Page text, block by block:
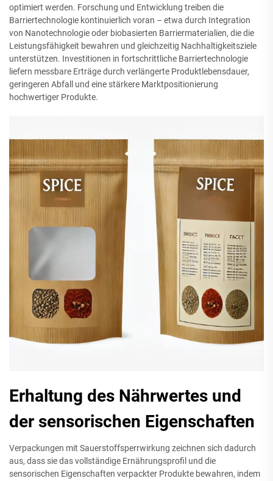
optimiert werden. Forschung und Entwicklung treiben die
Barriertechnologie kontinuierlich voran – etwa durch Integration
von Nanotechnologie oder biobasierten Barriermaterialien, die die
Leistungsfähigkeit bewahren und gleichzeitig Nachhaltigkeitsziele
unterstützen. Investitionen in fortschrittliche Barriertechnologie
liefern messbare Erträge durch verlängerte Produktlebensdauer,
geringeren Abfall und eine stärkere Marktpositionierung
hochwertiger Produkte.
Erhaltung des Nährwertes und
der sensorischen Eigenschaften
Verpackungen mit Sauerstoffsperrwirkung zeichnen sich dadurch
aus, dass sie das vollständige Ernährungsprofil und die
sensorischen Eigenschaften verpackter Produkte bewahren, indem